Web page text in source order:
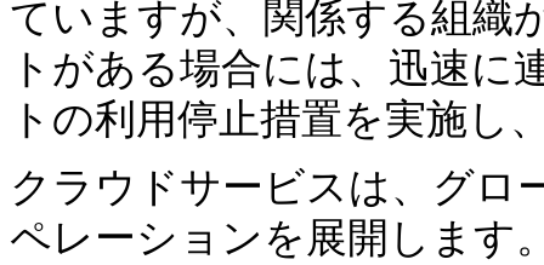
ていますが、関係する組織
トがある場合には、迅速に
トの利用停止措置を実施し
クラウドサービスは、グロ
ペレーションを展開します